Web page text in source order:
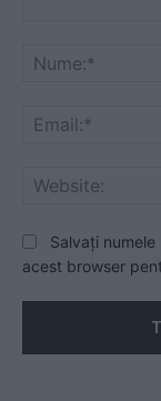
Salvați
acest browser